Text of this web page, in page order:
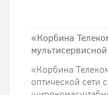
«Корбина
«Корбина
оптической сети